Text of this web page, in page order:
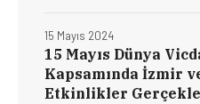
15 Mayıs Dünya
Kapsamında İzmir
Etkinlikler
15 Mayıs 2024